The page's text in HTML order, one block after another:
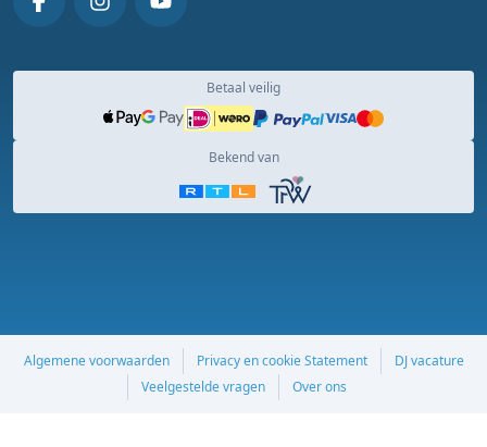
Betaal veilig
Bekend van
Algemene voorwaarden Privacy en cookie Statement
DJ vacature
Veelgestelde vragen
Over ons